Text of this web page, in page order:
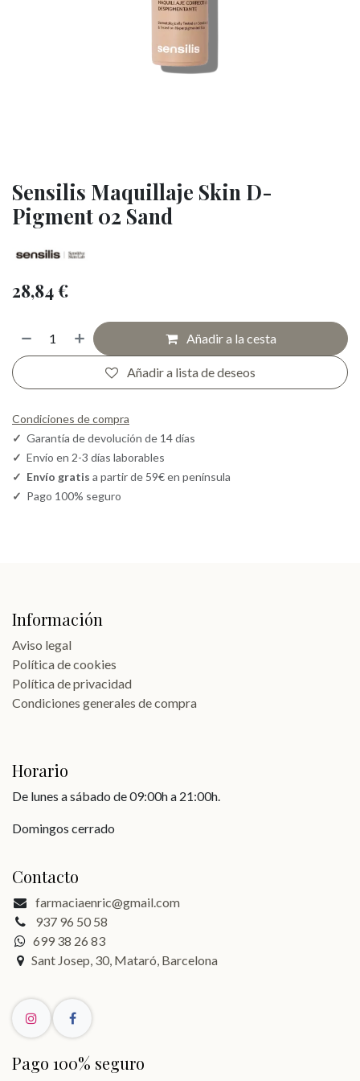
Sensilis Maquillaje Skin D-
Pigment 02 Sand
28,84€
Añadir a la cesta
Añadir a lista de deseos
Condiciones de compra
✓ Garantía de devolución de 14 días
✓ Envío en 2-3 días laborables
✓ Envío gratis a partir de 59€ en península
✓ Pago 100% seguro
Información
Aviso legal
Política de cookies
Política de privacidad
Condiciones generales de compra
Horario
De lunes a sábado de 09:00h a 21:00h.
Domingos cerrado
Contacto
farmaciaenric@gmail.com
937 96 50 58
699 38 26 83
Sant Josep, 30, Mataró, Barcelona
Pago 100% seguro